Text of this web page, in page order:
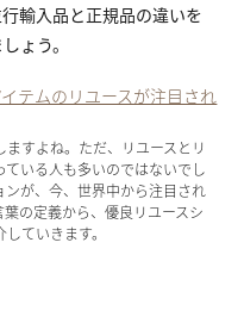
輸入品と正規品の違いを
ょう。
テムのリユースが注目され
ますよね。ただ、リユースとリ
いる人も多いのではないでし
ンが、今、世界中から注目され
の定義から、優良リユースシ
ていきます。